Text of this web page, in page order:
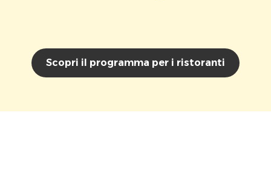
Scopri il programma per i ristoranti